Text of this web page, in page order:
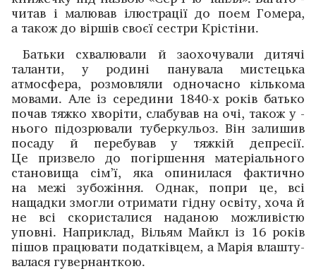
читав і малював ілюстрації до поем Гомера,
а також до віршів своєї сестри Крістіни.
Батьки схвалювали й заохочували дитячі
таланти, у родині панувала мистецька
атмосфера, розмовляли одночасно кількома
мовами. Але із середини 1840-х років батько
почав тяжко хворіти, слабував на очі, також у ­
нього підозрювали туберкульоз. Він залишив
посаду й перебував у тяжкій депресії.
Це призвело до ­погіршення матеріального
становища сім’ї, яка опинилася фактично
на межі зубожіння. Однак, попри це, всі
нащадки ­змогли отримати гідну освіту, хоча й
не всі скористалися наданою можливістю
уповні. Наприклад, Вільям Майкл із 16 років
пішов працювати податківцем, а Марія влашту­
валася гувернанткою.